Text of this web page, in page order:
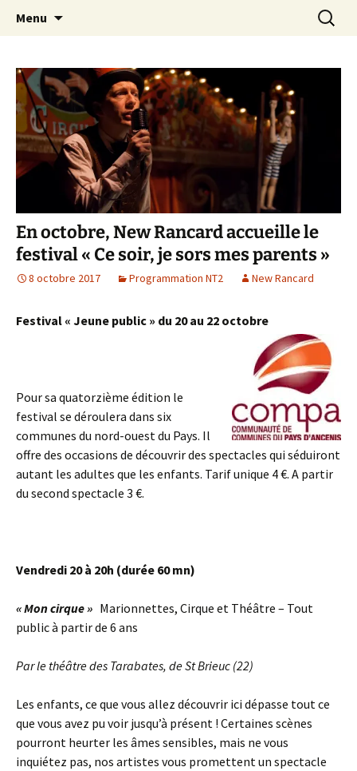
New Rancard
Association d’éducation populaire à Teillé
Menu
En octobre, New Rancard accueille le
festival « Ce soir, je sors mes parents »
8 octobre 2017 Programmation NT2 New Rancard
Festival « Jeune public » du 20 au 22 octobre
Pour sa quatorzième édition le
festival se déroulera dans six
communes du nord-ouest du Pays. Il
offre des occasions de découvrir des spectacles qui séduiront
autant les adultes que les enfants. Tarif unique 4 €. A partir
du second spectacle 3 €.
Vendredi 20 à 20h (durée 60 mn)
« Mon cirque » Marionnettes, Cirque et Théâtre – Tout
public à partir de 6 ans
Par le théâtre des Tarabates, de St Brieuc (22)
Les enfants, ce que vous allez découvrir ici dépasse tout ce
que vous avez pu voir jusqu’à présent ! Certaines scènes
pourront heurter les âmes sensibles, mais ne vous
inquiétez pas, nos artistes vous promettent un spectacle